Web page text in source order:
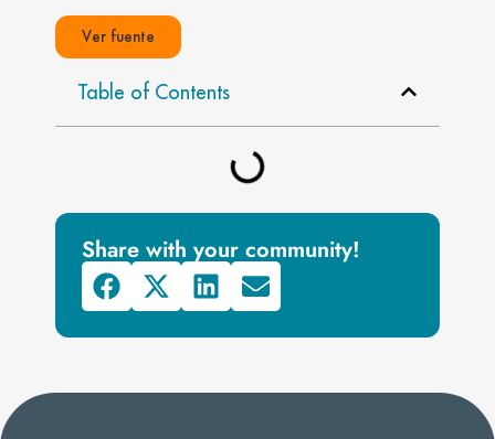
Ver fuente
Table of Contents
Share with your community!